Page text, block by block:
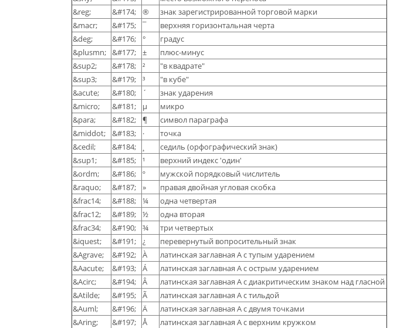
&reg;
&#174; ®
знак зарегистрированной торговой марки
&macr;
&#175; ¯
верхняя горизонтальная черта
&deg;
&#176; °
градус
&plusmn; &#177; ±
плюс-минус
&sup2;
&#178; ²
"в квадрате"
&sup3;
&#179; ³
"в кубе"
&acute;
&#180; ´
знак ударения
&micro;
&#181; µ
микро
&para;
&#182; ¶
символ параграфа
&middot;
&#183; ·
точка
&cedil;
&#184;
седиль (орфографический знак)
&sup1;
&#185; ¹
верхний индекс 'один'
&ordm;
&#186; º
мужской порядковый числитель
&raquo;
&#187; »
правая двойная угловая скобка
&frac14;
&#188; ¼
одна четвертая
&frac12;
&#189; ½
одна вторая
&frac34;
&#190; ¾
три четвертых
&iquest;
&#191; ¿
перевернутый вопросительный знак
&Agrave;
&#192; À
латинская заглавная А с тупым ударением
&Aacute;
&#193; Á
латинская заглавная А с острым ударением
&Acirc;
&#194; Â
латинская заглавная А с диакритическим знаком над гласной
&Atilde;
&#195; Ã
латинская заглавная А с тильдой
&Auml;
&#196; Ä
латинская заглавная А с двумя точками
&Aring;
&#197; Å
латинская заглавная А с верхним кружком